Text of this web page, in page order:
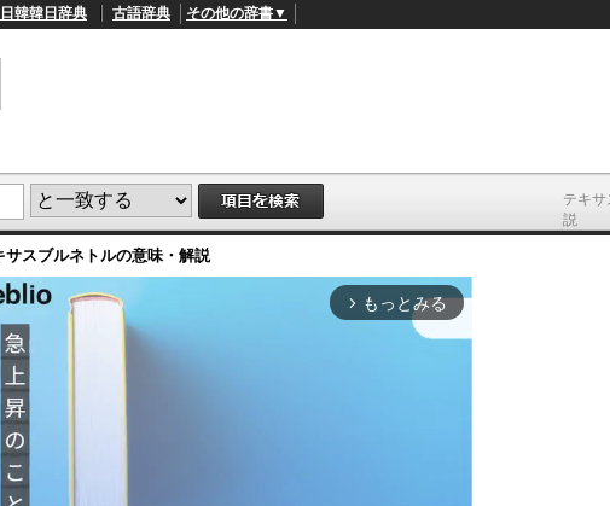
テキ
説
日韓韓日辞典 古語辞典 その他の辞書▼
サスブルネトルの意味・解説
arrow_forward_ios もっとみる